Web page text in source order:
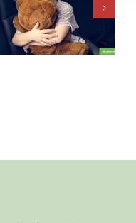
deze bijzondere meid
in een moeilijke
periode?